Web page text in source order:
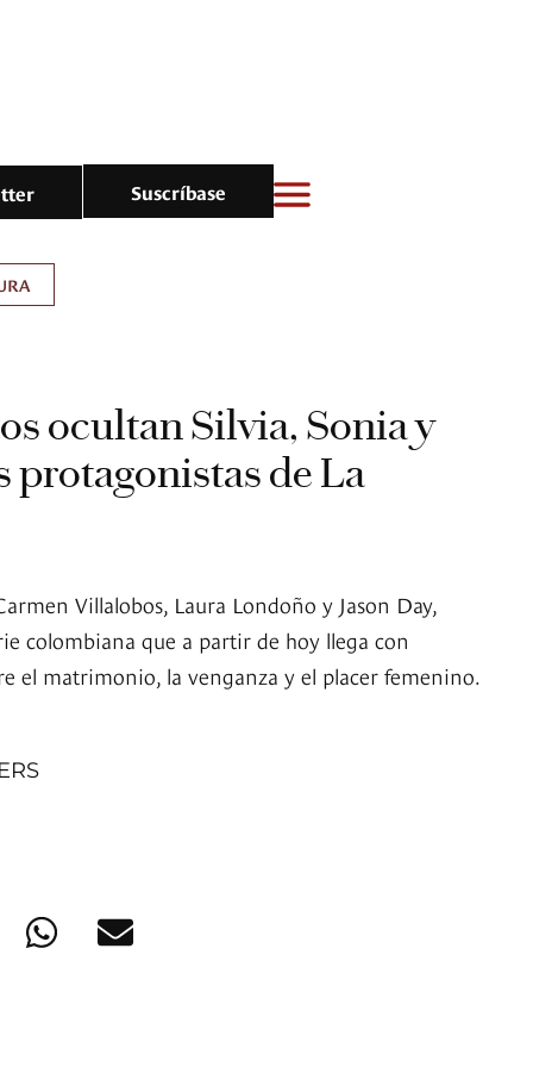
Suscríbase
ocultan Silvia, Sonia y
protagonistas de La
Villalobos, Laura Londoño y Jason Day,
colombiana que a partir de hoy llega con
el matrimonio, la venganza y el placer femenino.